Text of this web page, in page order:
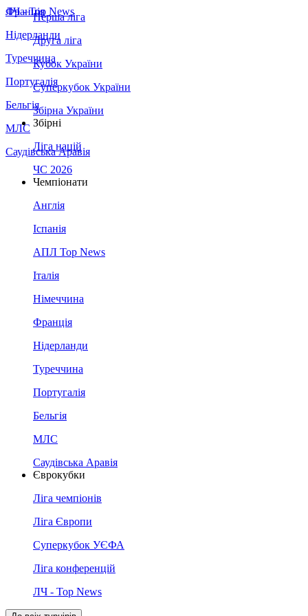
Франція
Нідерланди
Туреччина
Португалія
Бельгія
МЛС
Саудівська Аравія
ЛЧ - Top News
Перша ліга
Друга ліга
Кубок України
Суперкубок України
Збірна України
Збірні
Ліга націй
ЧС 2026
Чемпіонати
Англія
Іспанія
АПЛ Top News
Італія
Німеччина
Франція
Нідерланди
Туреччина
Португалія
Бельгія
МЛС
Саудівська Аравія
Єврокубки
Ліга чемпіонів
Ліга Європи
Суперкубок УЄФА
Ліга конференцій
ЛЧ - Top News